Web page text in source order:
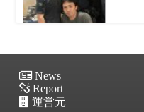
News
Report
運営元